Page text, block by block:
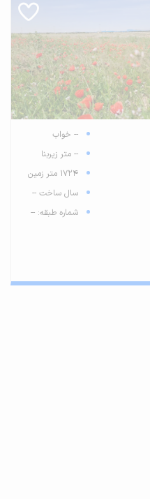
-- خواب
-- متر زیربنا
1724 متر زمین
سال ساخت --
شماره طبقه: --